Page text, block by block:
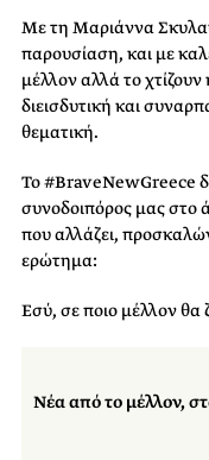
Με τη Μαριάννα
παρουσίαση, και με
μέλλον αλλά το χτίζουν
διεισδυτική και
θεματική.
Το #BraveNewGreece
συνοδοιπόρος μας
που αλλάζει,
ερώτημα:
Εσύ, σε ποιο μέλλον θα
Νέα από το μέλλον,